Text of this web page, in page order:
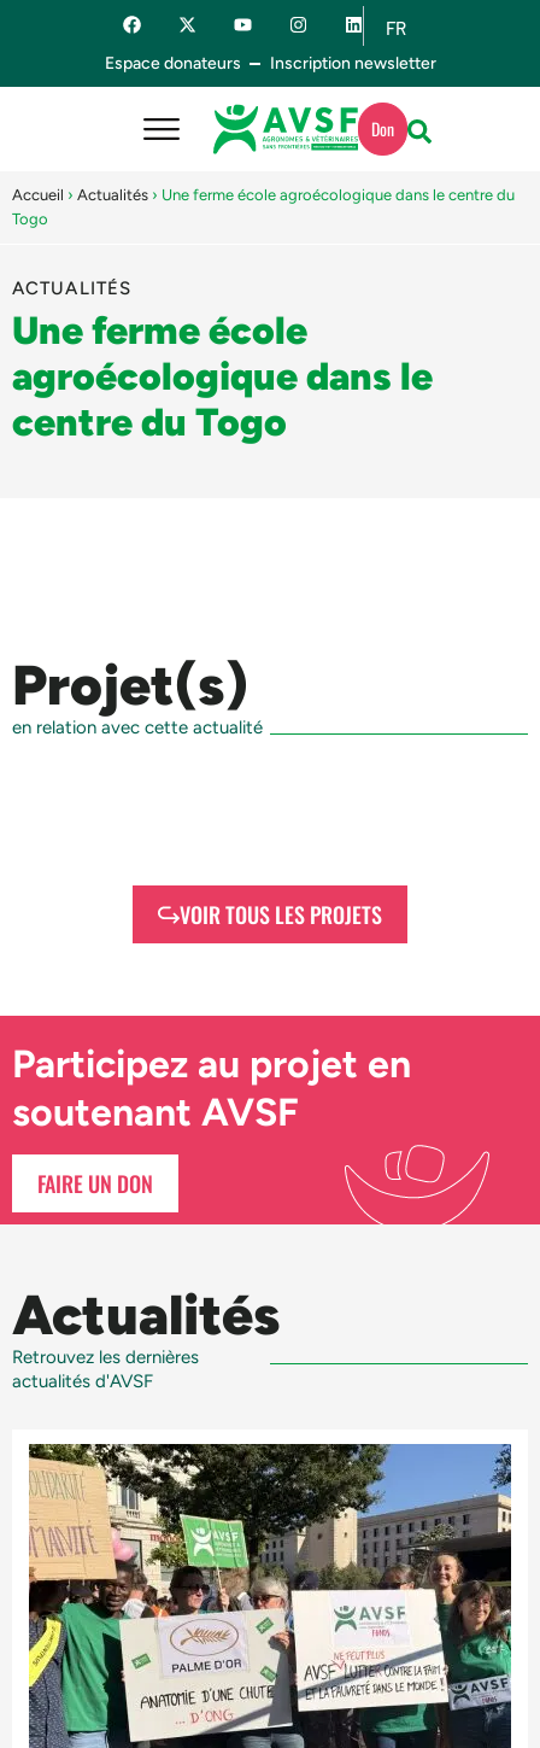
FR
ES
Espace donateurs Inscription newsletter
Don
Accueil › Actualités › Une ferme école agroécologique dans le centre du
Togo
ACTUALITÉS
Une ferme école
agroécologique dans le
centre du Togo
Projet(s)
en relation avec cette actualité
VOIR TOUS LES PROJETS
Participez au projet en
soutenant AVSF
FAIRE UN DON
Actualités
Retrouvez les dernières
actualités d'AVSF